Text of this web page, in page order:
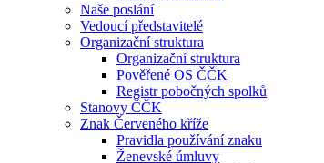
Naše poslání
Vedoucí představitelé
Organizační struktura
Organizační struktura
Pověřené OS ČČK
Registr pobočných spolků
Stanovy ČČK
Znak Červeného kříže
Pravidla používání znaku
Ženevské úmluvy